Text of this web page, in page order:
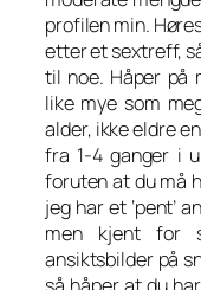
profilen min.
etter et sextreff,
til noe. Håper på
like mye som
alder, ikke eldre
fra 1-4 ganger i
foruten at du må
jeg har et ‘pent’
men kjent for
ansiktsbilder på
så håper at du